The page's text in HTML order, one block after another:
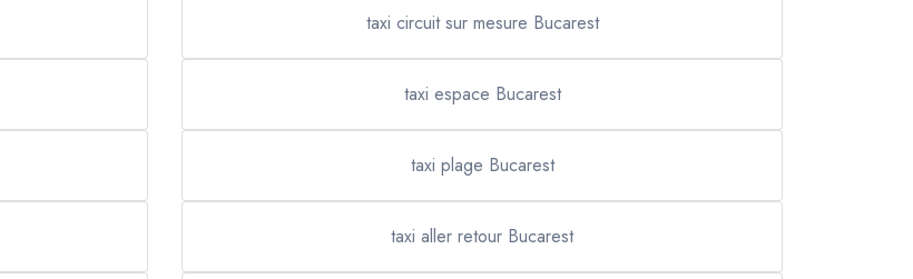
taxi circuit sur mesure Bucarest
taxi espace Bucarest
taxi plage Bucarest
taxi aller retour Bucarest